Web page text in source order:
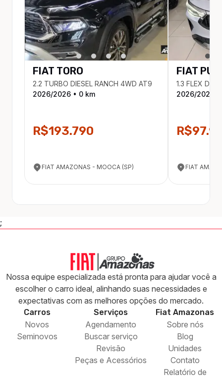
FIAT TORO
2.2 TURBO DIESEL RANCH 4WD AT9
2026/2026 • 0 km
R$193.790
FIAT AMAZONAS - MOOCA (SP)
FIAT
1.3 FLEX
2026/2026
FIAT
;
Nossa equipe especializada está pronta para ajudar você a
escolher o carro ideal, alinhando suas necessidades e
expectativas com as melhores opções do mercado.
Carros
Novos
Seminovos
Serviços
Agendamento
Buscar serviço
Revisão
Peças e Acessórios
Fiat Amazonas
Sobre nós
Blog
Unidades
Contato
Relatório de